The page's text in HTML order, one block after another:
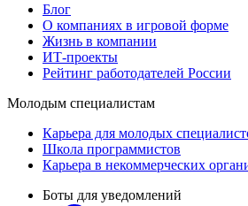
Блог
О компаниях в игровой форме
Жизнь в компании
ИТ-проекты
Рейтинг работодателей России
Молодым специалистам
Карьера для молодых
Школа программистов
Карьера в некоммерческих
Боты для уведомлений